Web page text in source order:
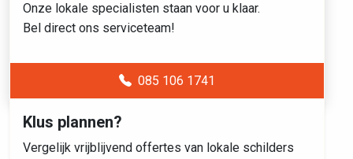
Onze lokale specialisten staan voor u klaar.
Bel direct ons serviceteam!
085 106 1741
Klus plannen?
Vergelijk vrijblijvend offertes van lokale schilders